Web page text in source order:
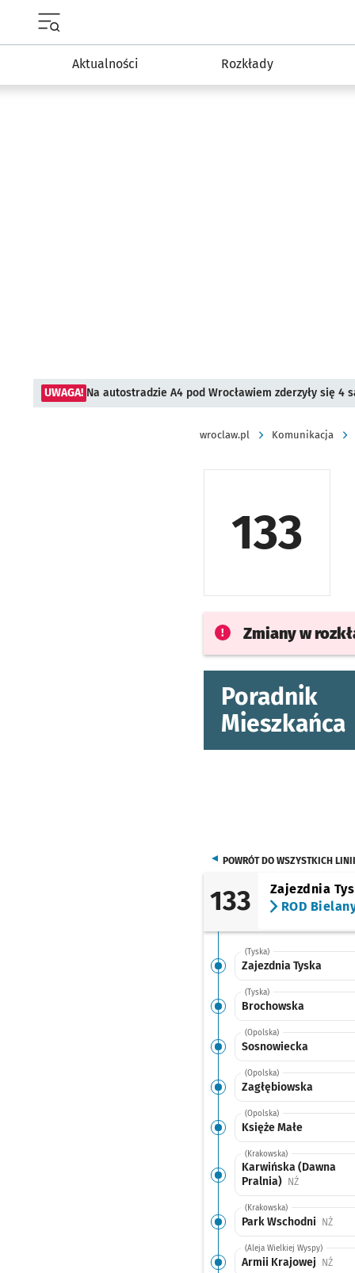
Aktualności Rozkłady
UWAGA! Na autostradzie A4 pod Wrocławiem zderzyły się 4
wroclaw.pl Komunikacja
133
Zmiany w
Poradnik
Mieszkańca
POWRÓT DO WSZYSTKICH LINII
133
Zajezdnia
ROD
(Tyska)
Zajezdnia Tyska
(Tyska)
Brochowska
(Opolska)
Sosnowiecka
(Opolska)
Zagłębiowska
(Opolska)
Księże Małe
(Krakowska)
Karwińska (Dawna
Pralnia)
NŻPrzystanek
(Krakowska)
Park Wschodni NŻ
(Aleja Wielkiej Wyspy)
Armii Krajowej NŻ